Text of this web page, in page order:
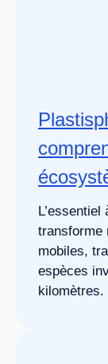
transforme
mobiles,
espèces
kilomètres.